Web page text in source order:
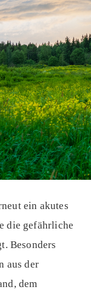
ein akutes
die gefährliche
Besonders
aus der
dem